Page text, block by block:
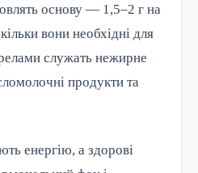
основу — 1,5–2 г на
вони необхідні для
служать нежирне
продукти та
енергію, а здорові